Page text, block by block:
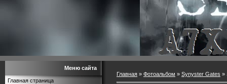
Меню сайта
Главная страница
Главная » Фотоальбом » Synyster Gates »